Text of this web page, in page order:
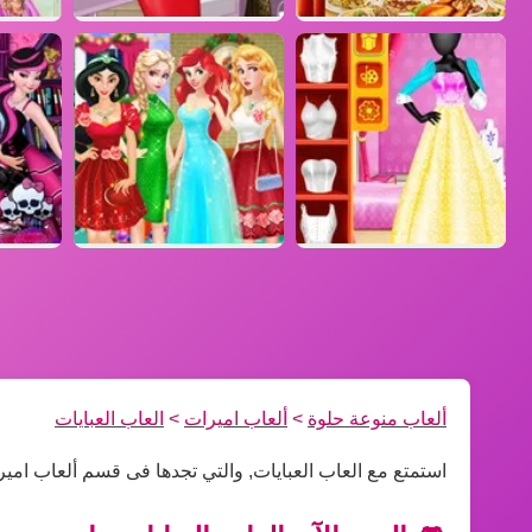
ألعاب منوعة حلوة > ألعاب اميرات > العاب العبايات
استمتع مع العاب العبايات, والتي تجدها فى قسم ألعاب